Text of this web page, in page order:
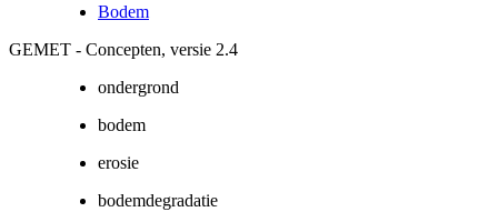
Bodem
GEMET - Concepten, versie 2.4
ondergrond
bodem
erosie
bodemdegradatie